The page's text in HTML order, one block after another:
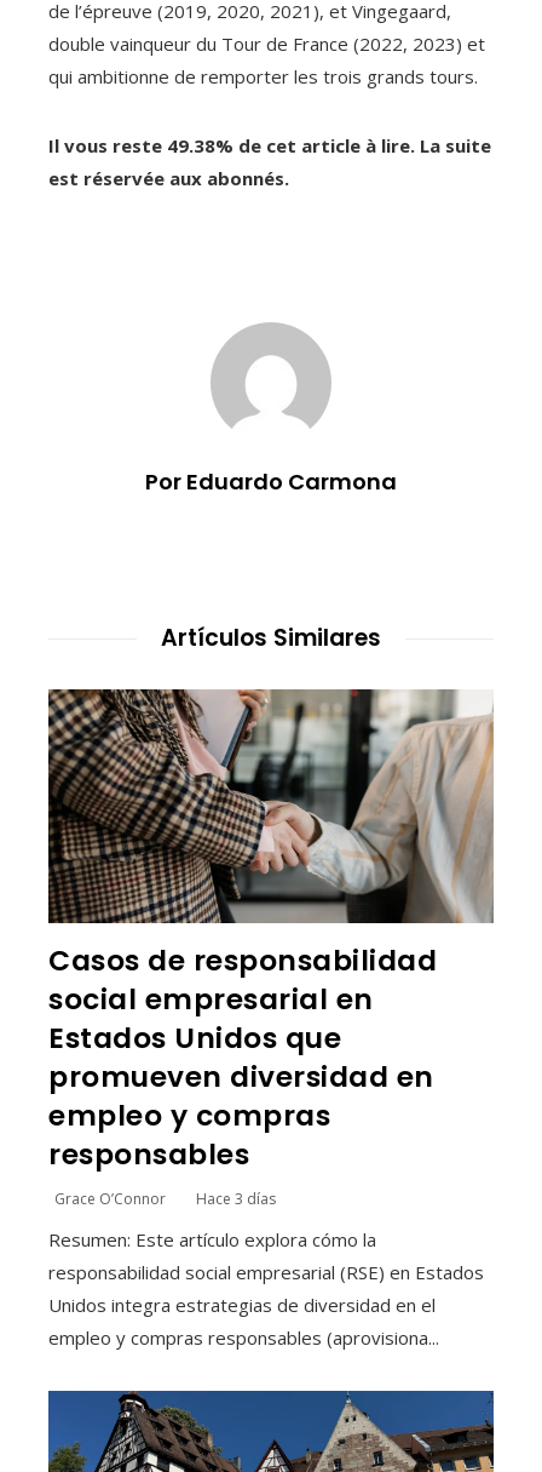
de l’épreuve (2019, 2020, 2021), et Vingegaard,
double vainqueur du Tour de France (2022, 2023) et
qui ambitionne de remporter les trois grands tours.
Il vous reste 49.38% de cet article à lire. La suite
est réservée aux abonnés.
Por Eduardo Carmona
Artículos Similares
Casos de responsabilidad
social empresarial en
Estados Unidos que
promueven diversidad en
empleo y compras
responsables
Grace O’Connor Hace 3 días
Resumen: Este artículo explora cómo la
responsabilidad social empresarial (RSE) en Estados
Unidos integra estrategias de diversidad en el
empleo y compras responsables (aprovisiona...